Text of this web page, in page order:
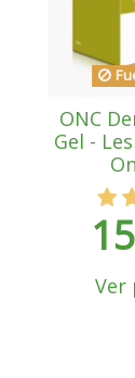
ONC
Gel -
Ver